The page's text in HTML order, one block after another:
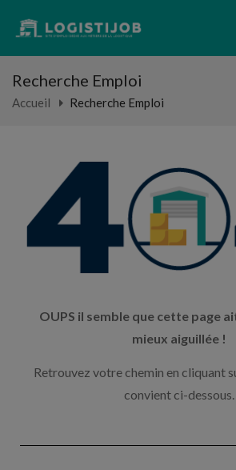
Recherche Emploi
Accueil Recherche Emploi
OUPS il semble que cette page
mieux aiguillée !
Retrouvez votre chemin en cliquant
convient ci-dessous.